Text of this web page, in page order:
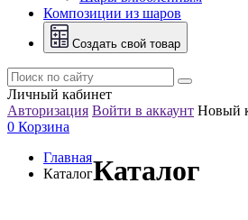
Композиции из шаров
Создать свой товар
Личный кабинет
Авторизация Войти в аккаунт Новый
0 Корзина
Главная
КаталогКаталог